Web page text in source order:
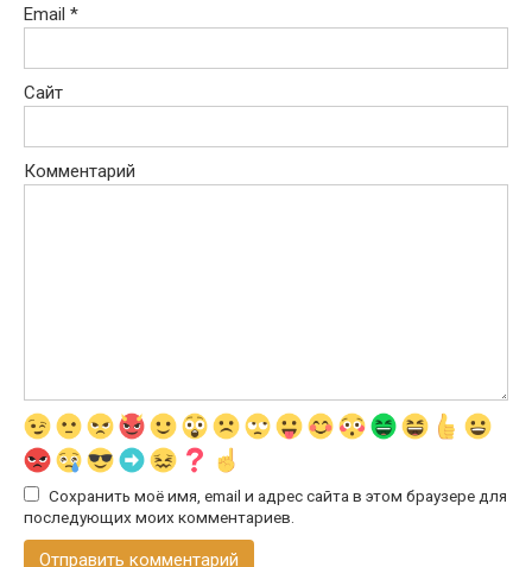
Email *
Сайт
Комментарий
Сохранить моё имя, email и адрес сайта в этом браузере для
последующих моих комментариев.